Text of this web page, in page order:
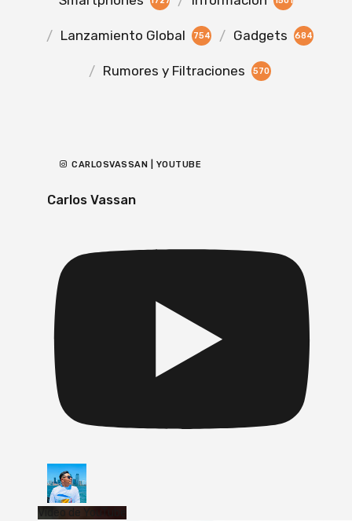
Lanzamiento Global 754 Gadgets 684
Rumores y Filtraciones 570
CARLOSVASSAN | YOUTUBE
Carlos Vassan
Vídeo de YouTube